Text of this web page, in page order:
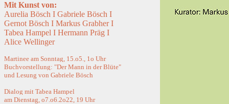
Mit Kunst von:
Aurelia Bösch I Gabriele Bösch I
Gernot Bösch I Markus Grabher I
Tabea Hampel I Hermann Präg I
Alice Wellinger
Martinee am Sonntag, 15.o5., 1o Uhr
Buchvorstellung: "Der Mann in der Blüte"
und Lesung von Gabriele Bösch
Dialog mit Tabea Hampel
am Dienstag, o7.o6.2o22, 19 Uhr